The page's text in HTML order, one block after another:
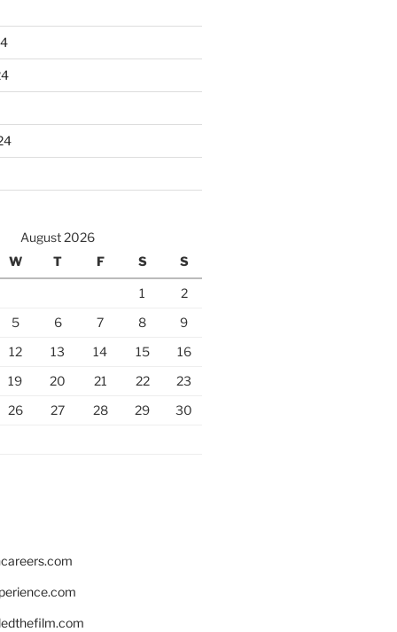
August 2026
W T F S S
1
2
5 6 7 8
9
12 13 14 15
16
19 20 21 22
23
26 27 28 29
30